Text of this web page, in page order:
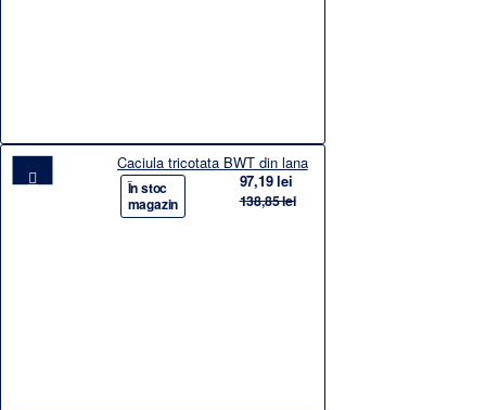
Caciula tricotata BWT din lana
În stoc
magazin
97,19 lei
138,85 lei